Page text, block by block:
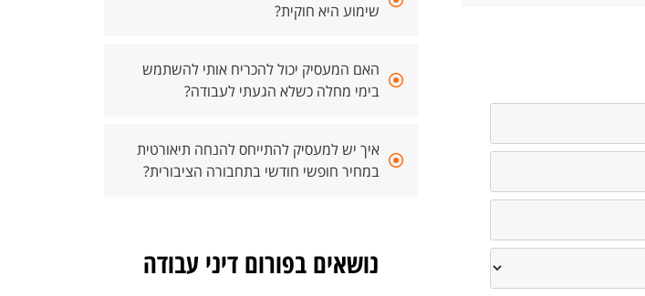
שימוע היא חוקית?
האם המעסיק יכול להכריח אותי להשתמש
בימי מחלה כשלא הגעתי לעבודה?
איך יש למעסיק להתייחס להנחה תיאורטית
במחיר חופשי חודשי בתחבורה הציבורית?
נושאים בפורום דיני עבודה